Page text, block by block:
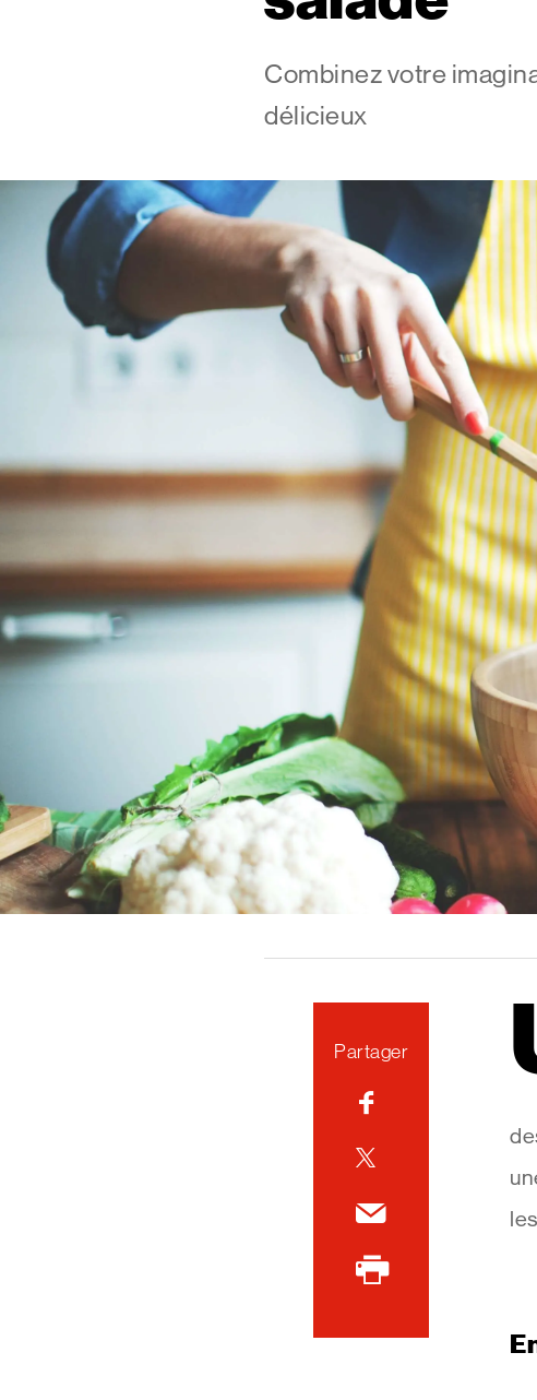
Combinez votre
délicieux
Partager
Courriel
Imprimer